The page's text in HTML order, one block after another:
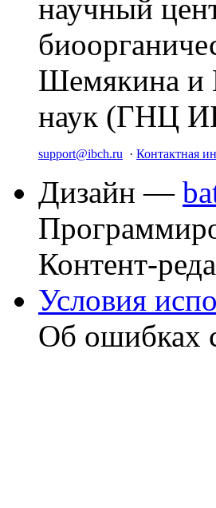
научный
Шемякина и
наук (ГНЦ
support@ibch.ru · Контактная
Дизайн —
Контент-
Условия
Об ошибках